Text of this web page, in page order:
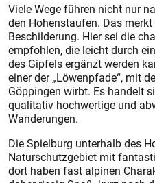
Viele Wege führen nicht nur
den Hohenstaufen. Das
Beschilderung. Hier sei die
empfohlen, die leicht durch
des Gipfels ergänzt werden
einer der „Löwenpfade“, mit
Göppingen wirbt. Es handelt
qualitativ hochwertige und
Wanderungen.
Die Spielburg unterhalb des
Naturschutzgebiet mit
dort haben fast alpinen